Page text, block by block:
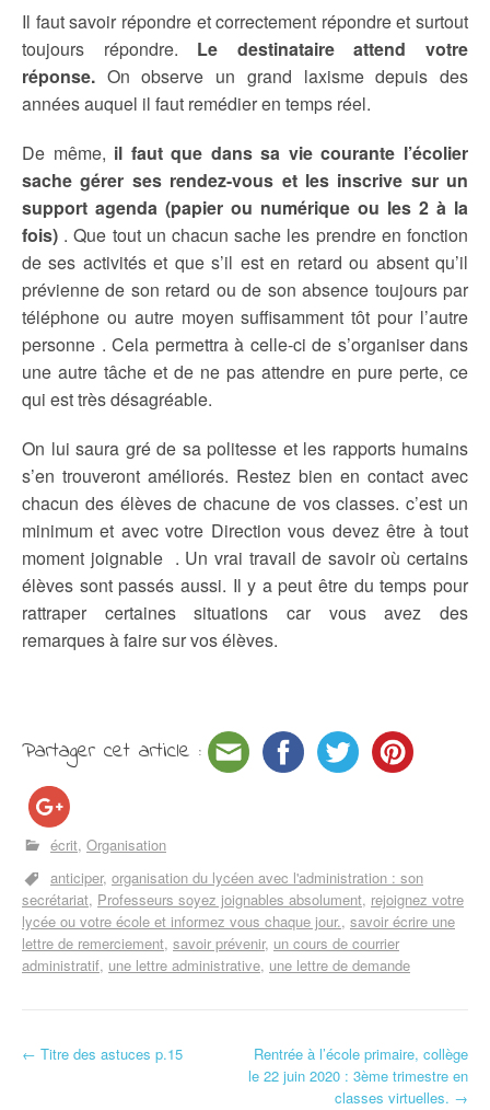
Il faut savoir répondre et correctement répondre et surtout
toujours répondre. Le destinataire attend votre
réponse. On observe un grand laxisme depuis des
années auquel il faut remédier en temps réel.
De même, il faut que dans sa vie courante l’écolier
sache gérer ses rendez-vous et les inscrive sur un
support agenda (papier ou numérique ou les 2 à la
fois) . Que tout un chacun sache les prendre en fonction
de ses activités et que s’il est en retard ou absent qu’il
prévienne de son retard ou de son absence toujours par
téléphone ou autre moyen suffisamment tôt pour l’autre
personne . Cela permettra à celle-ci de s’organiser dans
une autre tâche et de ne pas attendre en pure perte, ce
qui est très désagréable.
On lui saura gré de sa politesse et les rapports humains
s’en trouveront améliorés. Restez bien en contact avec
chacun des élèves de chacune de vos classes. c’est un
minimum et avec votre Direction vous devez être à tout
moment joignable . Un vrai travail de savoir où certains
élèves sont passés aussi. Il y a peut être du temps pour
rattraper certaines situations car vous avez des
remarques à faire sur vos élèves.
Partager cet article :
écrit Organisation
anticiper organisation du lycéen avec l'administration : son
secrétariat Professeurs soyez joignables absolument rejoignez votre
lycée ou votre école et informez vous chaque jour. savoir écrire une
lettre de remerciement savoir prévenir un cours de courrier
administratif une lettre administrative une lettre de demande
Navigation d'article
← Titre des astuces p.15
Rentrée à l’école primaire, collège
le 22 juin 2020 : 3ème trimestre en
classes virtuelles. →